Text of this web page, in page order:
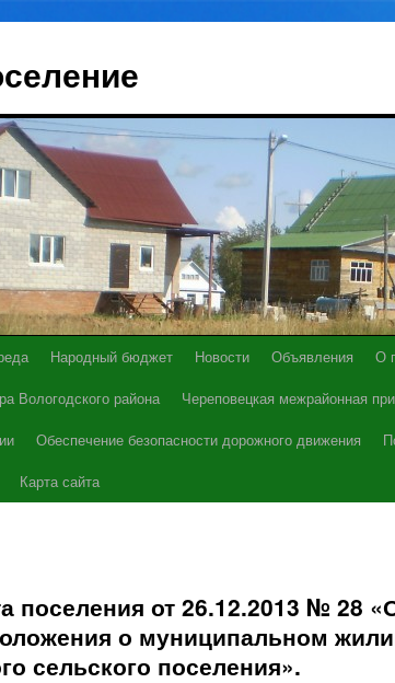
Народный бюджет Новости Объявления О
Вологодского района Череповецкая межрайонная
Обеспечение безопасности дорожного движения
Карта сайта
поселения от 26.12.2013 № 28
о муниципальном
сельского поселения».